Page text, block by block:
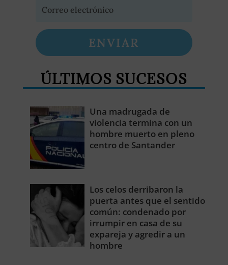
ENVIAR
ÚLTIMOS SUCESOS
Una madrugada de
violencia termina con un
hombre muerto en pleno
centro de Santander
Los celos derribaron la
puerta antes que el sentido
común: condenado por
irrumpir en casa de su
expareja y agredir a un
hombre